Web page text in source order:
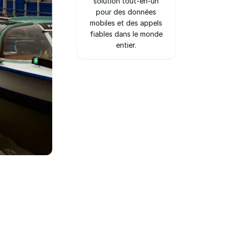
pour des données
mobiles et des appels
fiables dans le monde
entier.